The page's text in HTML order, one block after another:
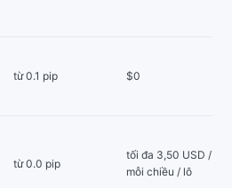
từ 0.1 pip $0
từ 0.0 pip
tối đa 3,50 USD /
mỗi chiều / lô